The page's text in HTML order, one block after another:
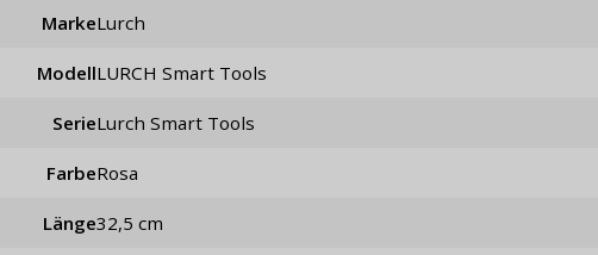
Marke Lurch
Modell LURCH Smart Tools
Serie Lurch Smart Tools
Farbe Rosa
Länge 32,5 cm